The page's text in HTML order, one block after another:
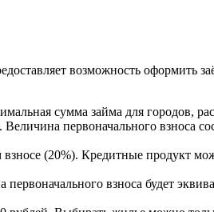
возможность оформить
сумма займа для городов,
первоначального взноса
(20%). Кредитные продукт
взноса будет